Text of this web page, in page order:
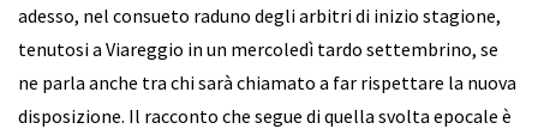
adesso, nel consueto raduno degli arbitri di inizio stagione,
tenutosi a Viareggio in un mercoledì tardo settembrino, se
ne parla anche tra chi sarà chiamato a far rispettare la nuova
disposizione. Il racconto che segue di quella svolta epocale è